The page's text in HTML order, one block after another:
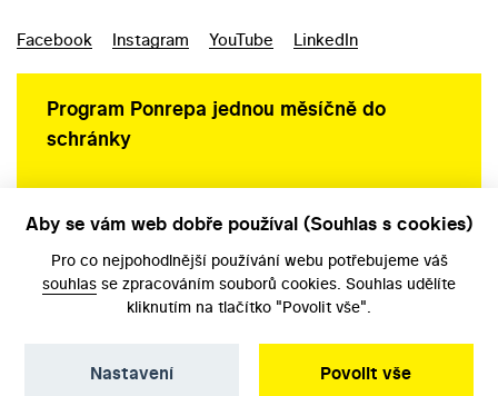
Facebook Instagram YouTube LinkedIn
Program Ponrepa jednou měsíčně do
schránky
Aby se vám web dobře používal (Souhlas s cookies)
Pro co nejpohodlnější používání webu potřebujeme váš
souhlas se zpracováním souborů cookies. Souhlas udělíte
kliknutím na tlačítko "Povolit vše".
Povolit vše
Nastavení